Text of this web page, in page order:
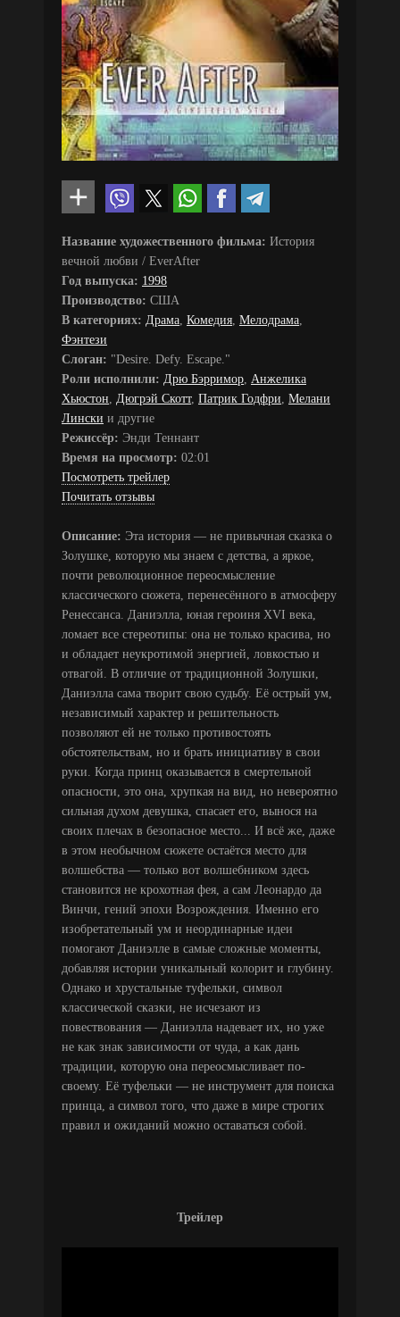
Название художественного фильма: История
вечной любви / EverAfter
Год выпуска: 1998
Производство: США
В категориях: Драма Комедия Мелодрама
Фэнтези
Слоган: "Desire. Defy. Escape."
Роли исполнили: Дрю Бэрримор Анжелика
Хьюстон
Дюгрэй Скотт, Патрик Годфри Мелани
Лински и другие
Режиссёр: Энди Теннант
Время на просмотр: 02:01
Посмотреть трейлер
Почитать отзывы
Описание: Эта история — не привычная сказка о
Золушке, которую мы знаем с детства, а яркое,
почти революционное переосмысление
классического сюжета, перенесённого в атмосферу
Ренессанса. Даниэлла, юная героиня XVI века,
ломает все стереотипы: она не только красива, но
и обладает неукротимой энергией, ловкостью и
отвагой. В отличие от традиционной Золушки,
Даниэлла сама творит свою судьбу. Её острый ум,
независимый характер и решительность
позволяют ей не только противостоять
обстоятельствам, но и брать инициативу в свои
руки. Когда принц оказывается в смертельной
опасности, это она, хрупкая на вид, но невероятно
сильная духом девушка, спасает его, вынося на
своих плечах в безопасное место... И всё же, даже
в этом необычном сюжете остаётся место для
волшебства — только вот волшебником здесь
становится не крохотная фея, а сам Леонардо да
Винчи, гений эпохи Возрождения. Именно его
изобретательный ум и неординарные идеи
помогают Даниэлле в самые сложные моменты,
добавляя истории уникальный колорит и глубину.
Однако и хрустальные туфельки, символ
классической сказки, не исчезают из
повествования — Даниэлла надевает их, но уже
не как знак зависимости от чуда, а как дань
традиции, которую она переосмысливает по-
своему. Её туфельки — не инструмент для поиска
принца, а символ того, что даже в мире строгих
правил и ожиданий можно оставаться собой.
Трейлер